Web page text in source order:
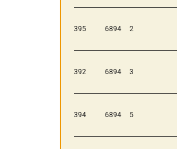
395 6894 2
392 6894 3
394 6894 5